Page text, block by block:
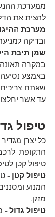
ממערכת
להצית את
מערכת
ובדיקה
שמן תיבת
במקרה
באמצע
שאתם
עד אשר
טיפול
כל יצרן
התקופתי
טיפול קטן
טיפול קטן -
המנוע
מזגן.
טיפול גדול -